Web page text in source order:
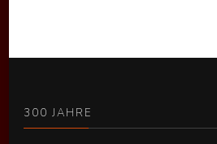
300 JAHRE